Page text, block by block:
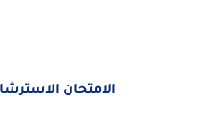
الامتحان